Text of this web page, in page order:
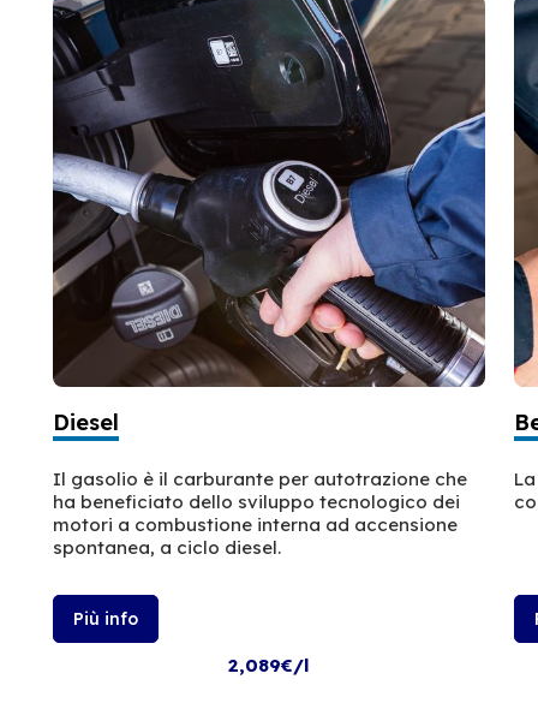
Diesel
Il gasolio è il carburante per autotrazione che
ha beneficiato dello sviluppo tecnologico dei
motori a combustione interna ad accensione
spontanea, a ciclo diesel.
Più info
2,089€/l